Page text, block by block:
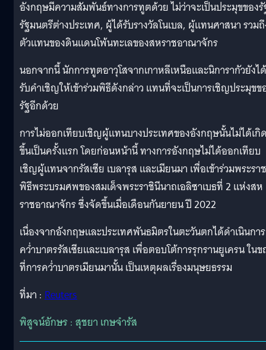
อังกฤษมีความสัมพันธ์ทางการทูตด้วย ไม่ว่าจะเป็นประมุขของ
รัฐมนตรีต่างประเทศ, ผู้ได้รับรางวัลโนเบล, ผู้แทนศาสนา รวม
ตัวแทนของดินแดนโพ้นทะเลของสหราชอาณาจักร
นอกจากนี้ นักการทูตอาวุโสจากเกาหลีเหนือและนิการากัวยังได้
รับคำเชิญให้เข้าร่วมพิธีดังกล่าว แทนที่จะเป็นการเชิญประมุขข
รัฐอีกด้วย
การไม่ออกเทียบเชิญผู้แทนบางประเทศของอังกฤษนั้นไม่ได้เกิ
ขึ้นเป็นครั้งแรก โดยก่อนหน้านี้ ทางการอังกฤษไม่ได้ออกเทียบ
เชิญผู้แทนจากรัสเซีย เบลารุส และเมียนมา เพื่อเข้าร่วมพระราช
พิธีพระบรมศพของสมเด็จพระราชินีนาถเอลิซาเบธที่ 2 แห่งสห
ราชอาณาจักร ซึ่งจัดขึ้นเมื่อเดือนกันยายน ปี 2022
เนื่องจากอังกฤษและประเทศพันธมิตรในตะวันตกได้ดำเนินการ
คว่ำบาตรรัสเซียและเบลารุส เพื่อตอบโต้การรุกรานยูเครน ใน
ที่การคว่ำบาตรเมียนมานั้น เป็นเหตุผลเรื่องมนุษยธรรม
ที่มา : Reuters
พิสูจน์อักษร : สุชยา เกษจำรัส